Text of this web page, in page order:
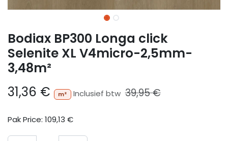
Bodiax BP300 Longa click
Selenite XL V4micro-2,5mm-
3,48m²
31,36 € m² Inclusief btw 39,95€
Pak Price: 109,13 €